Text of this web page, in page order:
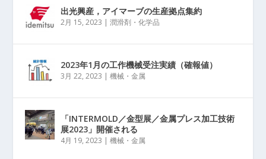
出光興産，アイマーブの生産拠点集約
2月 15, 2023 |潤滑剤・化学品
2023年1月の工作機械受注実績（確報値）
3月 22, 2023 |機械・金属
「INTERMOLD／金型展／金属プレス加工技術
展2023」開催される
4月 19, 2023 |機械・金属